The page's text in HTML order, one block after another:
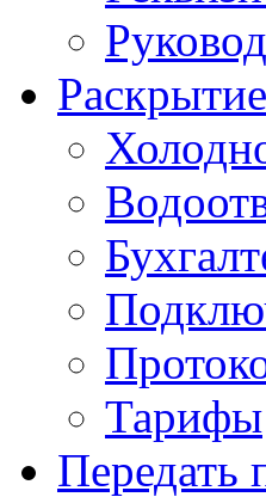
Тарифы
Передать